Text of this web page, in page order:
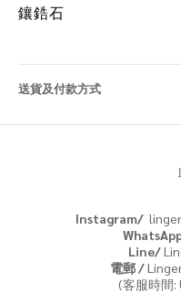
鑲鋯石
送貨及付款方式
Instagram/
Line/
電郵 /
(客服時間: